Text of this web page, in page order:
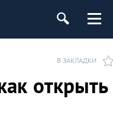
В ЗАКЛАДКИ
открыть